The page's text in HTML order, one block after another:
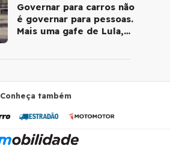
Governar para carros não
é governar para pessoas.
Mais uma gafe de Lula,
Conheça também